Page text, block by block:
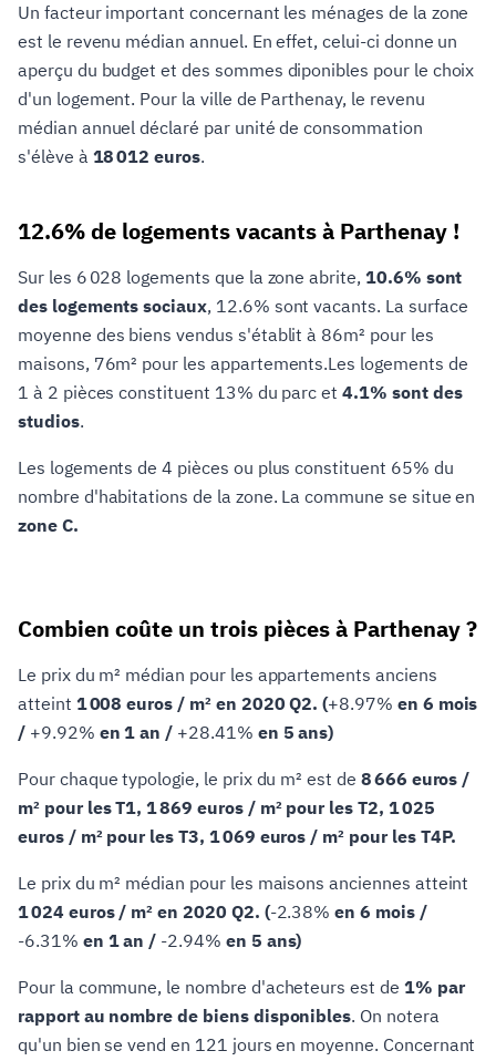
Un facteur important concernant les ménages de la zone
est le revenu médian annuel. En effet, celui-ci donne un
aperçu du budget et des sommes diponibles pour le choix
d'un logement. Pour la ville de Parthenay, le revenu
médian annuel déclaré par unité de consommation
s'élève à 18 012 euros.
12.6% de logements vacants à Parthenay !
Sur les 6 028 logements que la zone abrite, 10.6% sont
des logements sociaux, 12.6% sont vacants. La surface
moyenne des biens vendus s'établit à 86m² pour les
maisons, 76m² pour les appartements.Les logements de
1 à 2 pièces constituent 13% du parc et4.1% sont des
studios.
Les logements de 4 pièces ou plus constituent 65% du
nombre d'habitations de la zone. La commune se situe en
zone C.
Combien coûte un trois pièces à Parthenay ?
Le prix du m² médian pour les appartements anciens
atteint 1 008 euros / m² en 2020 Q2. (+8.97% en 6 mois
/ +9.92% en 1 an / +28.41% en 5 ans)
Pour chaque typologie, le prix du m² est de 8 666 euros /
m² pour les T1, 1 869 euros / m² pour les T2, 1 025
euros / m² pour les T3, 1 069 euros / m² pour les T4P.
Le prix du m² médian pour les maisons anciennes atteint
1 024 euros / m² en 2020 Q2. (-2.38% en 6 mois /
-6.31% en 1 an / -2.94% en 5 ans)
Pour la commune, le nombre d'acheteurs est de 1% par
rapport au nombre de biens disponibles. On notera
qu'un bien se vend en 121 jours en moyenne. Concernant